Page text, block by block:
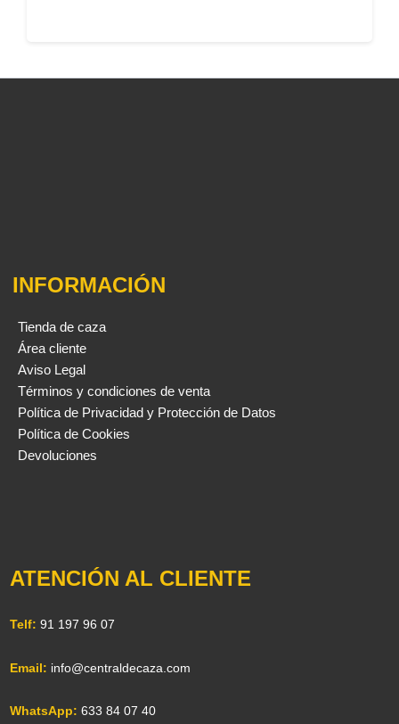
INFORMACIÓN
Tienda de caza
Área cliente
Aviso Legal
Términos y condiciones de venta
Política de Privacidad y Protección de Datos
Política de Cookies
Devoluciones
ATENCIÓN AL CLIENTE
Telf: 91 197 96 07
Email: info@centraldecaza.com
WhatsApp: 633 84 07 40